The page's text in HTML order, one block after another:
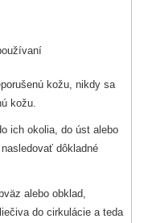
kožu, nikdy sa
kožu.
ich okolia, do úst alebo
dôkladné
alebo obklad,
do cirkulácie a teda